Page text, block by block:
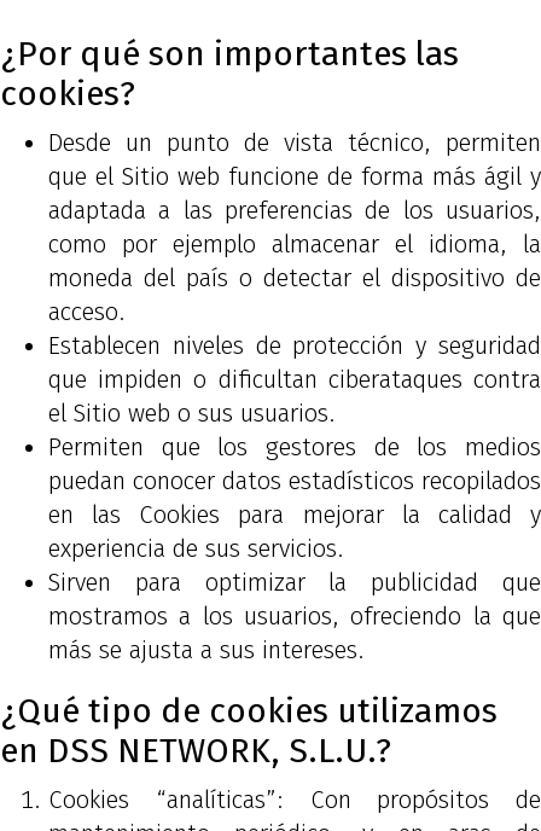
¿Por qué son importantes las
cookies?
Desde un punto de vista técnico, permiten
que el Sitio web funcione de forma más ágil y
adaptada a las preferencias de los usuarios,
como por ejemplo almacenar el idioma, la
moneda del país o detectar el dispositivo de
acceso.
Establecen niveles de protección y seguridad
que impiden o dificultan ciberataques contra
el Sitio web o sus usuarios.
Permiten que los gestores de los medios
puedan conocer datos estadísticos recopilados
en las Cookies para mejorar la calidad y
experiencia de sus servicios.
Sirven para optimizar la publicidad que
mostramos a los usuarios, ofreciendo la que
más se ajusta a sus intereses.
¿Qué tipo de cookies utilizamos
en DSS NETWORK, S.L.U.?
Cookies “analíticas”: Con propósitos de